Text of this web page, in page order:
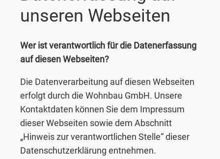
unseren Webseiten
Wer ist verantwortlich für die Datenerfassung
auf diesen Webseiten?
Die Datenverarbeitung auf diesen Webseiten
erfolgt durch die Wohnbau GmbH. Unsere
Kontaktdaten können Sie dem Impressum
dieser Webseiten sowie dem Abschnitt
„Hinweis zur verantwortlichen Stelle“ dieser
Datenschutzerklärung entnehmen.